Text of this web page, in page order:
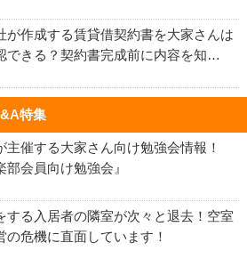
が作成する賃貸借契約書を大家さんは
できる？契約書完成前に内容を知…
特集
主催する大家さん向け勉強会情報！
部会員向け勉強会』
する入居者の隣室が次々と退去！空室
の危機に直面しています！